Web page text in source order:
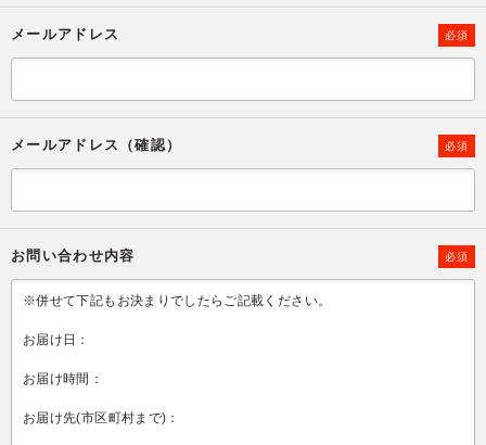
メールアドレス 必須
メールアドレス（確認） 必須
お問い合わせ内容 必須